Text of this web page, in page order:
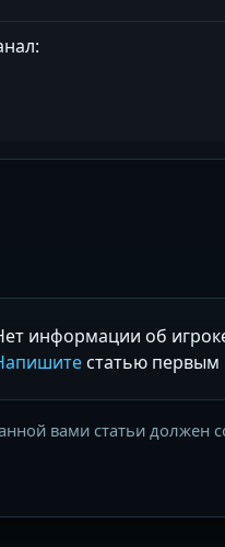
информации об
статью первым
вами статьи должен